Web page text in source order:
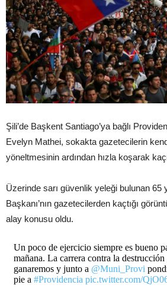
Şili’de Başkent Santiago’ya bağlı
Evelyn Mathei, sokakta gazetecilerin
yöneltmesinin ardından hızla koşarak
Üzerinde sarı güvenlik yeleği bulunan 65
Başkanı’nın gazetecilerden kaçtığı
alay konusu oldu.
Un poco de ejercicio siempre es bueno
mañana. La carrera contra la
ganaremos y junto a @Muni_Provi
pie a #Providencia pic.twitter.com/